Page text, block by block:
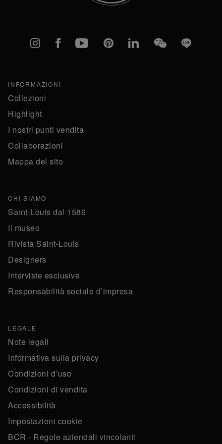
Instagram
FacebookYouTubePinterestlinkedInWeChatLine
INFORMAZIONI
Collezioni
Highlight
I nostri punti vendita
Collaborazioni
Mappa del sito
CHI SIAMO
Saint-Louis dal 1586
Il museo
Rivista Saint-Louis
Designers
Interviste esclusive
Responsabilità sociale d’impresa
LEGALE
Note legali
Informativa sulla privacy
Condizioni d’uso
Condizioni di vendita
Accessibilità
Impostazioni cookie
BCR - Regole aziendali vincolanti